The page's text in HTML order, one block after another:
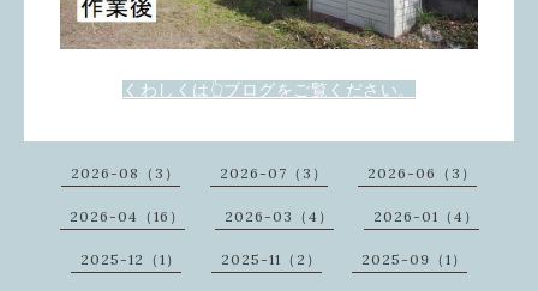
くわしくは👆ブログをご覧ください。
2026-08（3） 2026-07（3） 2026-06（3）
2026-04（16） 2026-03（4） 2026-01（4）
2025-12（1） 2025-11（2） 2025-09（1）